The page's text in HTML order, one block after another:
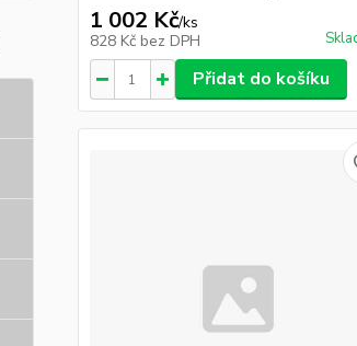
1 002 Kč/ks
828 Kč bez DPH
Přidat do košíku